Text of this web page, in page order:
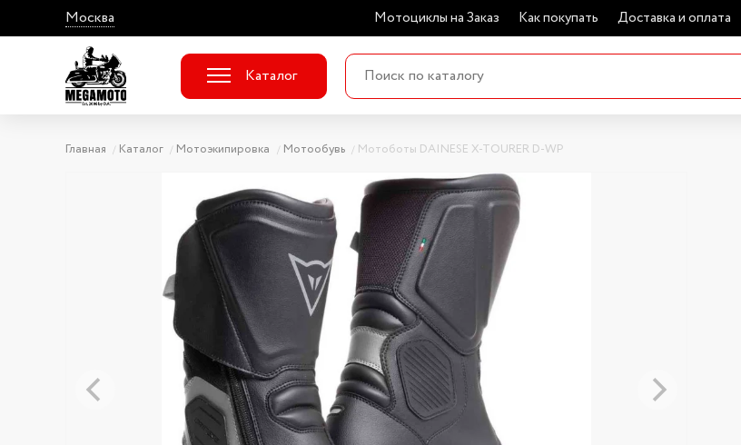
Москва Мотоциклы на Заказ Как покупать Доставка и оплата
Каталог
Главная Каталог Мотоэкипировка Мотообувь Мотоботы DAINESE X-TOURER D-WP